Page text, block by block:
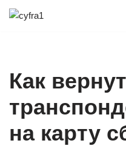
Как
на карту